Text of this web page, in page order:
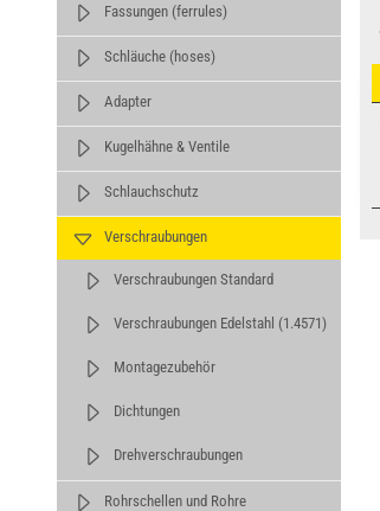
Fassungen (ferrules)
Schläuche (hoses)
Adapter
Kugelhähne & Ventile
Schlauchschutz
Verschraubungen
Verschraubungen Standard
Verschraubungen Edelstahl (1.4571)
Montagezubehör
Dichtungen
Drehverschraubungen
Rohrschellen und Rohre